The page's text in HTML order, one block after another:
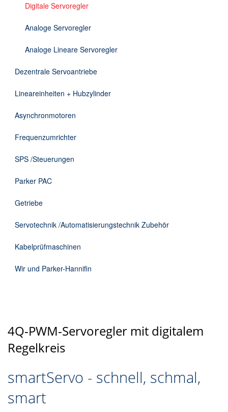
Digitale Servoregler
Analoge Servoregler
Analoge Lineare Servoregler
Dezentrale Servoantriebe
Lineareinheiten + Hubzylinder
Asynchronmotoren
Frequenzumrichter
SPS /Steuerungen
Parker PAC
Getriebe
Servotechnik /Automatisierungstechnik Zubehör
Kabelprüfmaschinen
Wir und Parker-Hannifin
4Q-PWM-Servoregler mit digitalem
Regelkreis
smartServo - schnell, schmal,
smart